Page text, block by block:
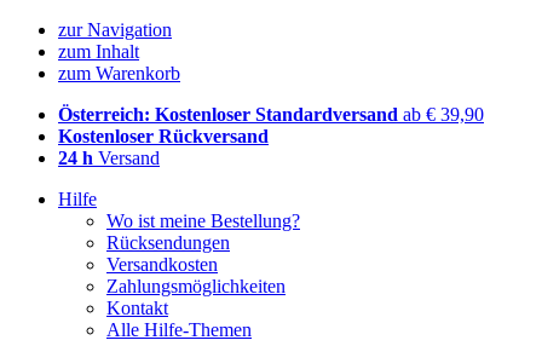
zur Navigation
zum Inhalt
zum Warenkorb
Österreich: Kostenloser Standardversand ab € 39,90
Kostenloser Rückversand
24 h Versand
Hilfe
Wo ist meine Bestellung?
Rücksendungen
Versandkosten
Zahlungsmöglichkeiten
Kontakt
Alle Hilfe-Themen